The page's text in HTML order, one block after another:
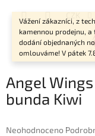
obsah
Vážení zákazníci, z
kamennou prodejnu, a
dodání objednaných
omlouváme! V pátek
CZK
Angel
bunda Kiwi
Průměrné
Neohodnoceno